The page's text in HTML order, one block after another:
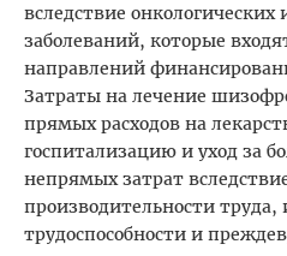
вследствие онкологических
заболеваний, которые
направлений
Затраты на лечение
прямых расходов на
госпитализацию и уход за
непрямых затрат
производительности
трудоспособности и